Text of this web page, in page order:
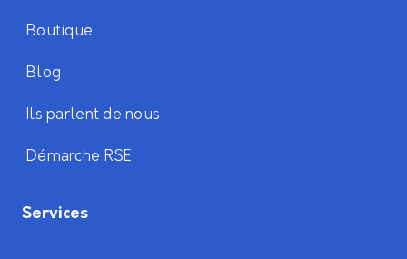
Boutique
Blog
Ils parlent de nous
Démarche RSE
Services